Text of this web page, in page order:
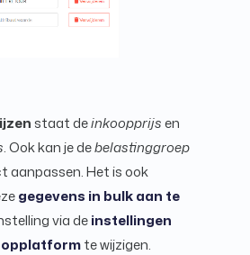
staat deinkoopprijsen
. Ook kan je debelastinggroep
aanpassen. Het is ook
gegevens in bulk aan te
via deinstellingen
te wijzigen.